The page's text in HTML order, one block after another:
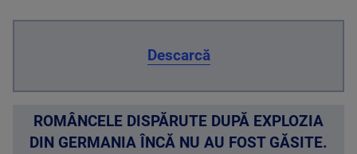
Descarcă
ROMÂNCELE DISPĂRUTE DUPĂ EXPLOZIA
DIN GERMANIA ÎNCĂ NU AU FOST GĂSITE.